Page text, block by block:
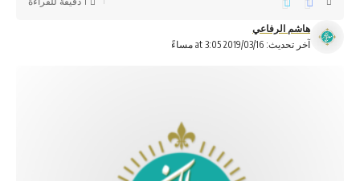
آخر تحديث: 2019/03/16 at 3:05 مساءً
هاشم الرفاعي